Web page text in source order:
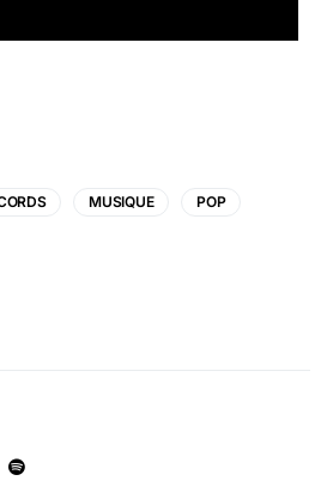
MUSIQUE POP